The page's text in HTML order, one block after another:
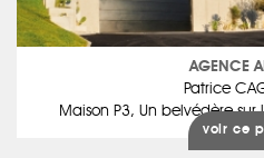
AGENCE
Patrice
Maison P3, Un belvédère sur
voir ce